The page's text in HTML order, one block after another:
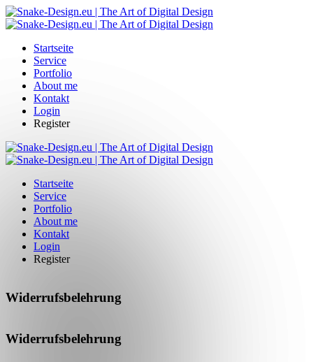
Startseite
Service
Portfolio
About me
Kontakt
Login
Register
Startseite
Service
Portfolio
About me
Kontakt
Login
Register
Widerrufsbelehrung
Widerrufsbelehrung